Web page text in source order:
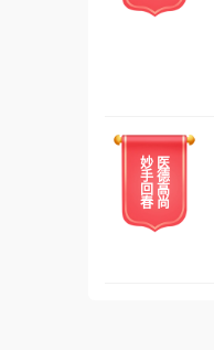
妙
手
回
春
医
德
高
尚